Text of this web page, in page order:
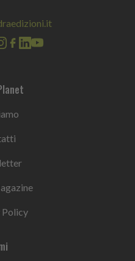
Policy